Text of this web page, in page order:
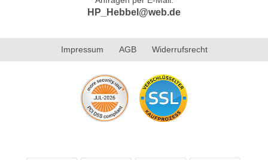
HP_Hebbel@web.de
Impressum AGB Widerrufsrecht